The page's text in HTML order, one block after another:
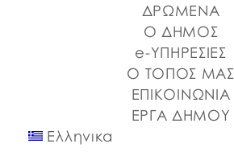
ΔΡΩΜΕΝΑ
Ο ΔΗΜΟΣ
e-ΥΠΗΡΕΣΙΕΣ
Ο ΤΟΠΟΣ ΜΑΣ
ΕΠΙΚΟΙΝΩΝΙΑ
ΕΡΓΑ ΔΗΜΟΥ
Ελληνικα